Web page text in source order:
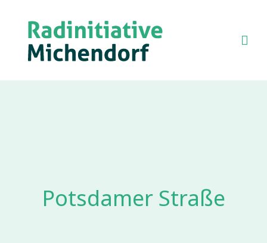
Inhalt
Mehr Michendorf mit Fahrrad
Potsdamer Straße